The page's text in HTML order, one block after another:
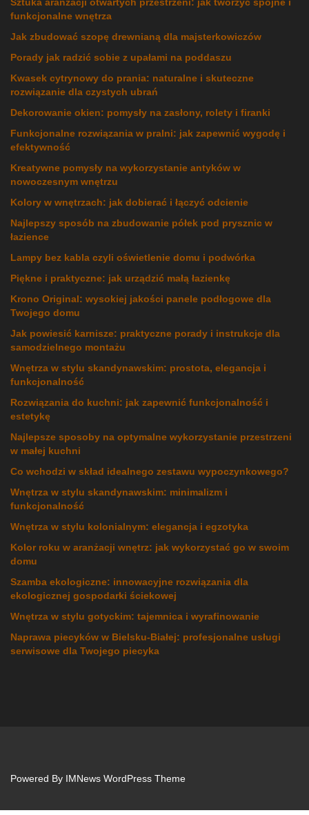
Sztuka aranżacji otwartych przestrzeni: jak tworzyć spójne i
funkcjonalne wnętrza
Jak zbudować szopę drewnianą dla majsterkowiczów
Porady jak radzić sobie z upałami na poddaszu
Kwasek cytrynowy do prania: naturalne i skuteczne
rozwiązanie dla czystych ubrań
Dekorowanie okien: pomysły na zasłony, rolety i firanki
Funkcjonalne rozwiązania w pralni: jak zapewnić wygodę i
efektywność
Kreatywne pomysły na wykorzystanie antyków w
nowoczesnym wnętrzu
Kolory w wnętrzach: jak dobierać i łączyć odcienie
Najlepszy sposób na zbudowanie półek pod prysznic w
łazience
Lampy bez kabla czyli oświetlenie domu i podwórka
Piękne i praktyczne: jak urządzić małą łazienkę
Krono Original: wysokiej jakości panele podłogowe dla
Twojego domu
Jak powiesić karnisze: praktyczne porady i instrukcje dla
samodzielnego montażu
Wnętrza w stylu skandynawskim: prostota, elegancja i
funkcjonalność
Rozwiązania do kuchni: jak zapewnić funkcjonalność i
estetykę
Najlepsze sposoby na optymalne wykorzystanie przestrzeni
w małej kuchni
Co wchodzi w skład idealnego zestawu wypoczynkowego?
Wnętrza w stylu skandynawskim: minimalizm i
funkcjonalność
Wnętrza w stylu kolonialnym: elegancja i egzotyka
Kolor roku w aranżacji wnętrz: jak wykorzystać go w swoim
domu
Szamba ekologiczne: innowacyjne rozwiązania dla
ekologicznej gospodarki ściekowej
Wnętrza w stylu gotyckim: tajemnica i wyrafinowanie
Naprawa piecyków w Bielsku-Białej: profesjonalne usługi
serwisowe dla Twojego piecyka
Powered By IMNews WordPress Theme